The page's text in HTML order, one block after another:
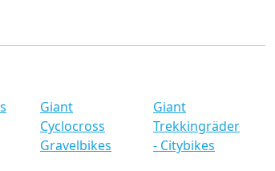
Giant
Cyclocross
Gravelbikes
Giant
Trekkingräder
- Citybikes